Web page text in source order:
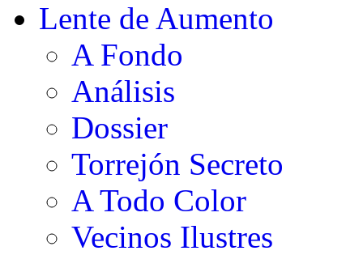
Lente de Aumento
A Fondo
Análisis
Dossier
Torrejón Secreto
A Todo Color
Vecinos Ilustres